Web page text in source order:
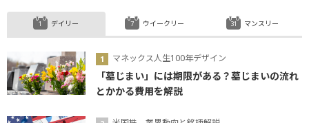
デイリー
マネックス人生100年デザイン
「墓じまい」には期限がある？墓じまいの流れ
とかかる費用を解説
ウイークリー マンスリー